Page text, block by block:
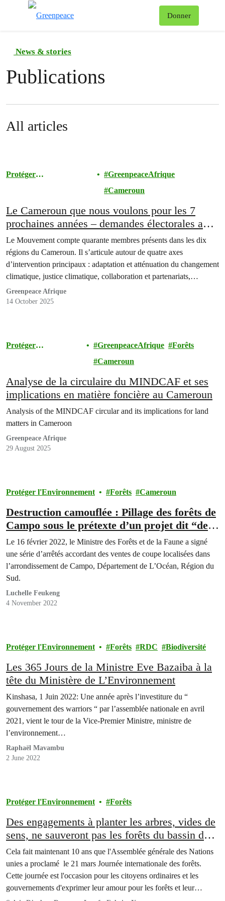
Donner
News & stories
Publications
All articles
Protéger
GreenpeaceAfrique
Cameroun
Le Cameroun que nous voulons pour les 7
prochaines années – demandes électorales au
Cameroun.
Le Mouvement compte quarante membres présents dans les dix
régions du Cameroun. Il s’articule autour de quatre axes
d’intervention principaux : adaptation et atténuation du changement
climatique, justice climatique, collaboration et partenariats,
éducation et plaidoyer.
Greenpeace Afrique
14 October 2025
Protéger
GreenpeaceAfrique
Forêts
Cameroun
Analyse de la circulaire du MINDCAF et ses
implications en matière foncière au Cameroun
Analysis of the MINDCAF circular and its implications for land
matters in Cameroon
Greenpeace Afrique
29 August 2025
Protéger l'Environnement Forêts Cameroun
Destruction camouflée : Pillage des forêts de
Campo sous le prétexte d’un projet dit “de
développement”
Le 16 février 2022, le Ministre des Forêts et de la Faune a signé
une série d’arrêtés accordant des ventes de coupe localisées dans
l’arrondissement de Campo, Département de L’Océan, Région du
Sud.
Luchelle Feukeng
4 November 2022
Protéger l'Environnement Forêts RDC Biodiversité
Les 365 Jours de la Ministre Eve Bazaiba à la
tête du Ministère de L’Environnement
Kinshasa, 1 Juin 2022: Une année après l’investiture du “
gouvernement des warriors “ par l’assemblée nationale en avril
2021, vient le tour de la Vice-Premier Ministre, ministre de
l’environnement…
Raphaël Mavambu
2 June 2022
Protéger l'Environnement Forêts
Des engagements à planter les arbres, vides de
sens, ne sauveront pas les forêts du bassin du
Congo.
Cela fait maintenant 10 ans que l'Assemblée générale des Nations
unies a proclamé le 21 mars Journée internationale des forêts.
Cette journée est l'occasion pour les citoyens ordinaires et les
gouvernements d'exprimer leur amour pour les forêts et leur